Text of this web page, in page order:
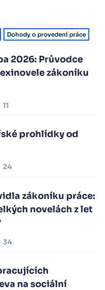
Dohody o provedení práce
2026: Průvodce
zákoníku
11
prohlídky od
24
zákoníku práce:
novelách z let
34
na sociální